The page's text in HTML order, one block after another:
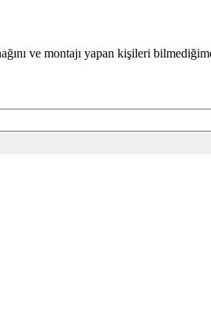
ve montajı yapan kişileri